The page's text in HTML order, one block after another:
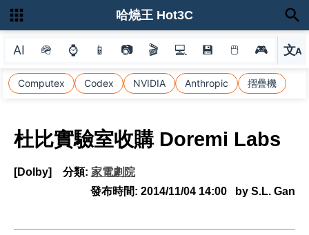
AI 🪖 ⌚ 📱 📷 🎬 💻 💾 🖱 🎮 文A
選
Computex Codex NVIDIA Anthropic 摺疊機
哈燒王 Hot3C
杜比實驗室收購 Doremi Labs
[Dolby] 分類: 家電劇院
發布時間: 2014/11/04 14:00 by S.L. Gan